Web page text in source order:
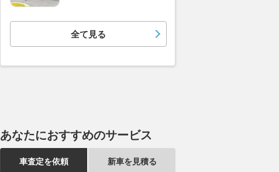
全て見る
あなたにおすすめのサービス
車査定を依頼 新車を見積る